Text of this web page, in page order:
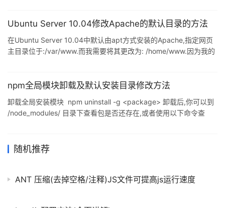
Ubuntu Server 10.04修改Apache的默认目录的方法
在Ubuntu Server 10.04中默认由apt方式安装的Apache,指定网页
主目录位于:/var/www.而我需要将其更改为: /home/www.因为我的
default文件在修改后消失掉了.结果导致apache服务出现错误,网站
Apache的配置文件 # cd /etc
npm全局模块卸载及默认安装目录修改方法
卸载全局安装模块 npm uninstall -g <package> 卸载后,你可以到
/node_modules/ 目录下查看包是否还存在,或者使用以下命令查
看npm默认设置(部分) npm config ls 查看npm默认设置(全部) npm
随机推荐
ANT 压缩(去掉空格/注释)JS文件可提高js运行速度